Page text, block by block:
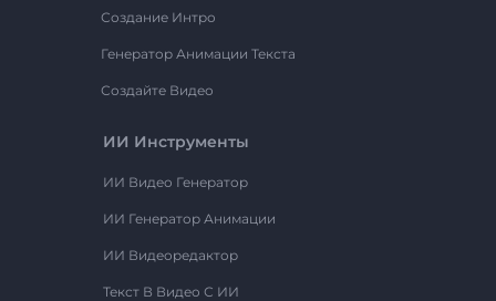
Создание Интро
Генератор Анимации Текста
Создайте Видео
ИИ Инструменты
ИИ Видео Генератор
ИИ Генератор Анимации
ИИ Видеоредактор
Текст В Видео С ИИ